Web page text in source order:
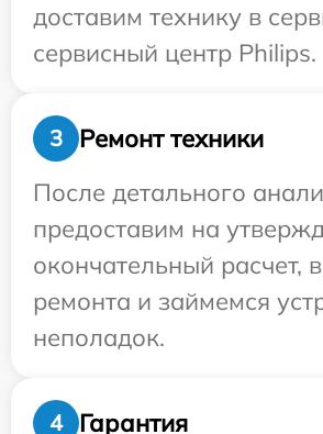
доставим технику в
сервисный центр Philips.
3
Ремонт техники
После детального
предоставим на
окончательный расчет,
ремонта и займемся
неполадок.
4 Гарантия